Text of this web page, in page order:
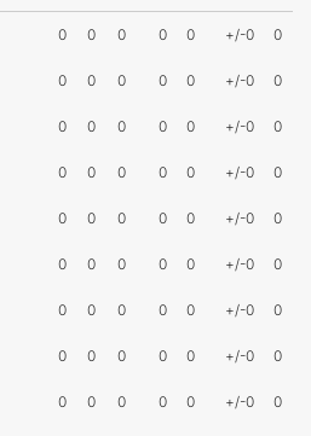
0 0 0 0 0 +/-0 0
0 0 0 0 0 +/-0 0
0 0 0 0 0 +/-0 0
0 0 0 0 0 +/-0 0
0 0 0 0 0 +/-0 0
0 0 0 0 0 +/-0 0
0 0 0 0 0 +/-0 0
0 0 0 0 0 +/-0 0
0 0 0 0 0 +/-0 0